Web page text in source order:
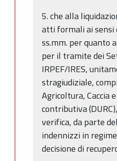
5. che alla
atti formali ai sensi
ss.mm. per quanto
per il tramite dei
IRPEF/IRES,
stragiudiziale,
Agricoltura, Caccia
contributiva
verifica, da parte
indennizzi in
decisione di